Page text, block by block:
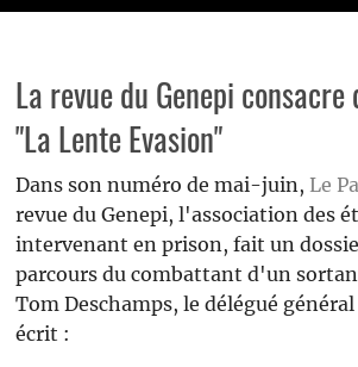
Collection Poche
La revue du Genepi consacre
"La Lente Evasion"
Dans son numéro de mai-juin, Le
revue du Genepi, l'association des
intervenant en prison, fait un
parcours du combattant d'un
Tom Deschamps, le délégué
écrit :